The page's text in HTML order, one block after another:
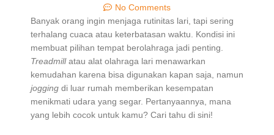
No Comments
Banyak orang ingin menjaga rutinitas lari, tapi sering
terhalang cuaca atau keterbatasan waktu. Kondisi ini
membuat pilihan tempat berolahraga jadi penting.
Treadmillatau alat olahraga lari menawarkan
kemudahan karena bisa digunakan kapan saja, namun
jogging di luar rumah memberikan kesempatan
menikmati udara yang segar. Pertanyaannya, mana
yang lebih cocok untuk kamu? Cari tahu di sini!